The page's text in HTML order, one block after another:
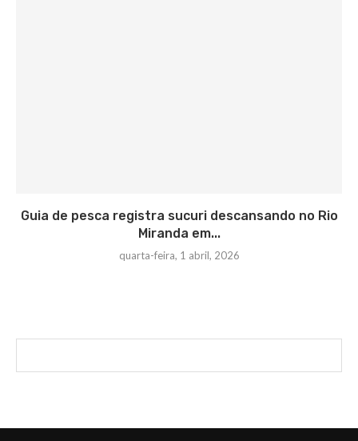
Guia de pesca registra sucuri descansando no Rio
Miranda em...
quarta-feira, 1 abril, 2026